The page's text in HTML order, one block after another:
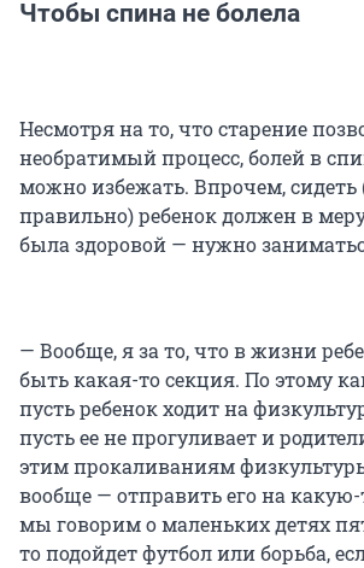
Чтобы спина не болела
Несмотря на то, что старение
необратимый процесс, болей в
можно избежать. Впрочем, сидеть
правильно) ребенок должен в
была здоровой — нужно
— Вообще, я за то, что в жизни
быть какая-то секция. По этому
пусть ребенок ходит на
пусть ее не прогуливает и
этим прокаливаниям
вообще — отправить его на
мы говорим о маленьких детях
то подойдет футбол или борьба,